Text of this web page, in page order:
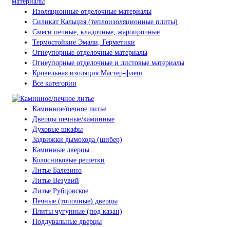
Изоляционные отделочные материалы
Силикат Кальция (теплоизоляционные плиты)
Смеси печные, кладочные, жаропрочные
Термостойкие Эмали, Герметики
Огнеупорные отделочные материалы
Огнеупорные отделочные и листовые материалы
Кровельная изоляция Мастер-флеш
Все категории
Каминное/печное литье
Дверцы печные/каминные
Духовые шкафы
Задвижки дымохода (шибер)
Каминные дверцы
Колосниковые решетки
Литье Балезино
Литье Везувий
Литье Рубцовское
Печные (топочные) дверцы
Плиты чугунные (под казан)
Поддувальные дверцы